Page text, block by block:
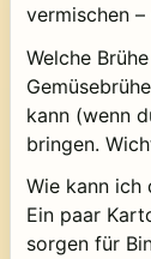
vermischen
Welche
kann (wenn
bringen.
Wie kann ich
Ein paar
sorgen für